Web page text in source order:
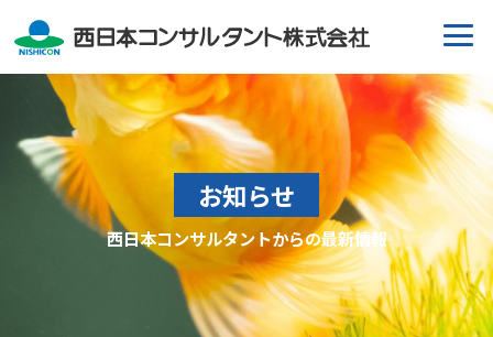
お知らせ
西日本コンサルタントからの最新情報